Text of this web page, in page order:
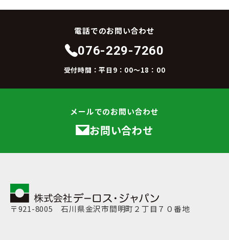
電話でのお問い合わせ
076-229-7260
受付時間：平日9：00～18：00
メールでのお問い合わせ
お問い合わせ
〒921-8005 石川県金沢市間明町２丁目７０番地